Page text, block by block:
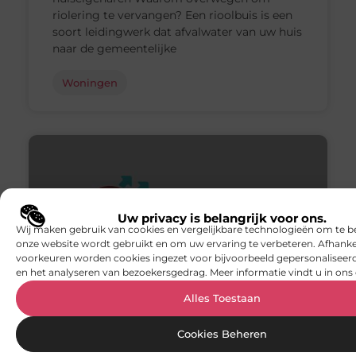
Uw privacy is belangrijk voor ons.
Wij maken gebruik van cookies en vergelijkbare technologieën om te
onze website wordt gebruikt en om uw ervaring te verbeteren.
voorkeuren worden cookies ingezet voor bijvoorbeeld
en het analyseren van bezoekersgedrag. Meer informatie vindt u in ons
Alles Toestaan
Cookies Beheren
riolering te vervangen? Een rioolbuis is een
soort leidingwerk dat afvalwater van uw huis
naar de gemeentelijke
Woningen
Ruim assortiment producten voor de